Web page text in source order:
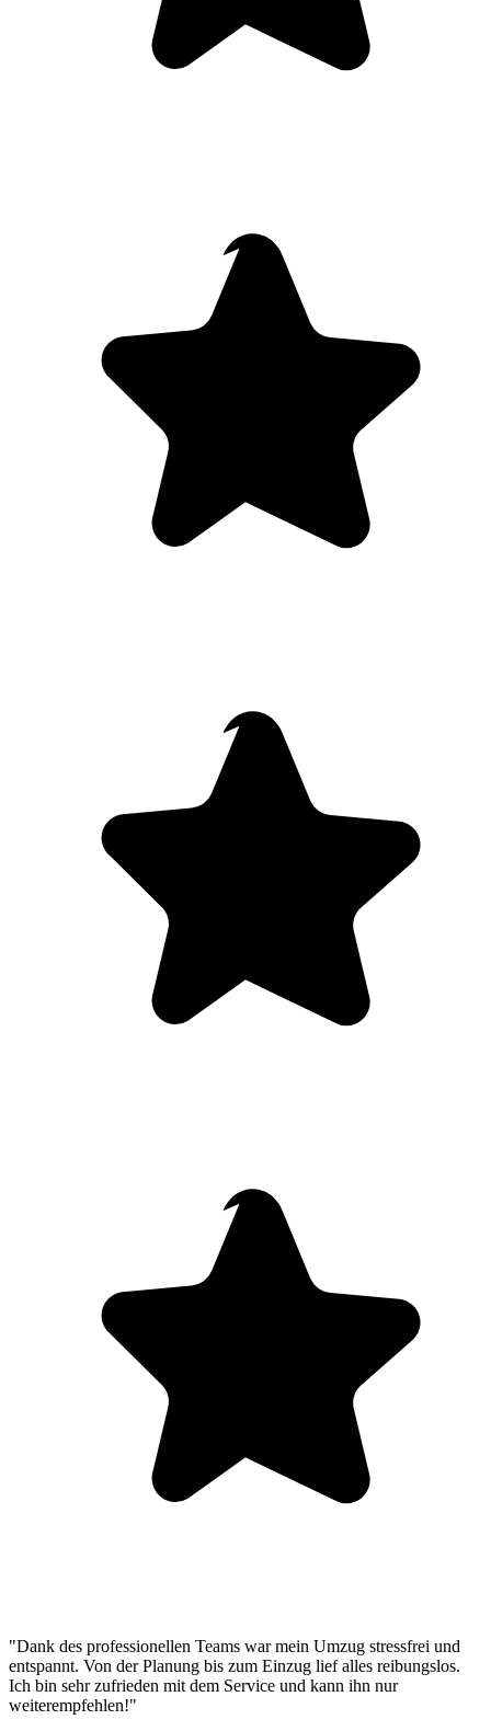
"Dank des professionellen Teams war mein Umzug stressfrei und
entspannt. Von der Planung bis zum Einzug lief alles reibungslos.
Ich bin sehr zufrieden mit dem Service und kann ihn nur
weiterempfehlen!"